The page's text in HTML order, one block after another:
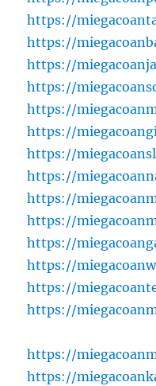
https://
https://
https://
https://
https://
https://
https://
https://
https://
https://
https://
https://
https://
https://
https://
https://